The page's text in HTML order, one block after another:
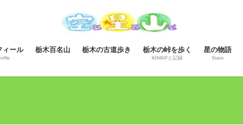
ツ
ス
シ
ン
ィール 栃木百名山 栃木の古道歩き 栃木の峠を歩く
峠MAPと記録
星の物語
Stars